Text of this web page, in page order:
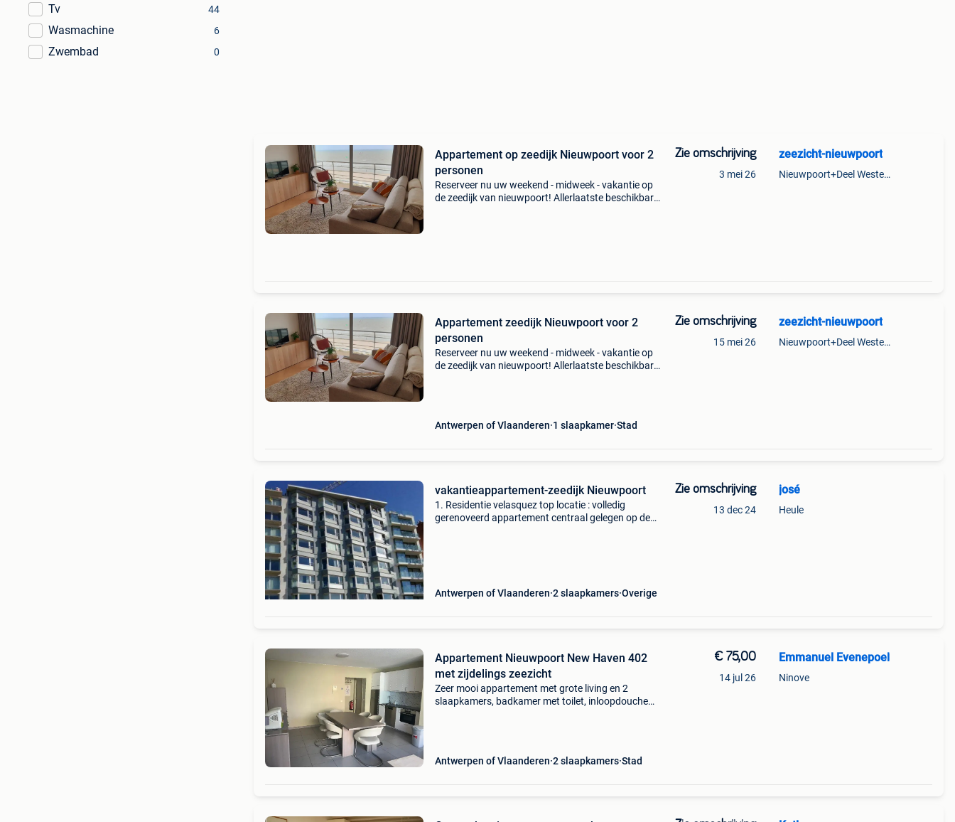
Tv 44
Wasmachine 6
Zwembad 0
Appartement op zeedijk Nieuwpoort voor 2
personen
Reserveer nu uw weekend - midweek - vakantie op
de zeedijk van nieuwpoort! Allerlaatste beschikbare
Zie omschrijving
3 mei 26
zeezicht-nieuwpoort
Nieuwpoort+Deel Westende
Appartement zeedijk Nieuwpoort voor 2
personen
Reserveer nu uw weekend - midweek - vakantie op
de zeedijk van nieuwpoort! Allerlaatste beschikbare
Antwerpen of Vlaanderen 1 slaapkamer Stad
Zie omschrijving
15 mei 26
zeezicht-nieuwpoort
Nieuwpoort+Deel Westende
vakantieappartement-zeedijk Nieuwpoort
1. Residentie velasquez top locatie : volledig
gerenoveerd appartement centraal gelegen op de
Antwerpen of Vlaanderen 2 slaapkamers Overige
Zie omschrijving
13 dec 24
josé
Heule
Appartement Nieuwpoort New Haven 402
met zijdelings zeezicht
Zeer mooi appartement met grote living en 2
slaapkamers, badkamer met toilet, inloopdouche
Antwerpen of Vlaanderen 2 slaapkamers Stad
€ 75,00
14 jul 26
Emmanuel Evenepoel
Ninove